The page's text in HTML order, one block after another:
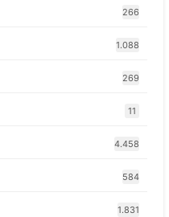
266
1.088
269
11
4.458
584
1.831